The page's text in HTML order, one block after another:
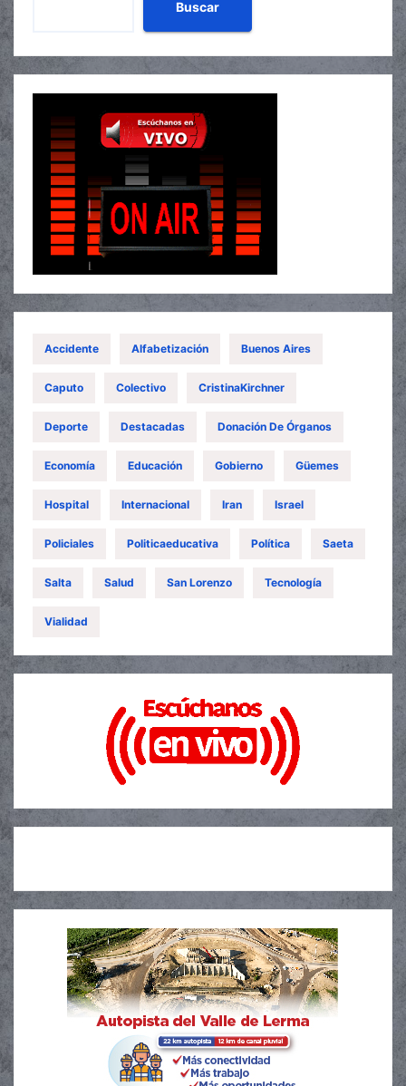
Buscar
Accidente Alfabetización Buenos Aires
Caputo Colectivo CristinaKirchner
Deporte Destacadas Donación De Órganos
Economía Educación Gobierno Güemes
Hospital Internacional Iran Israel
Policiales Politicaeducativa Política Saeta
Salta Salud San Lorenzo Tecnología
Vialidad